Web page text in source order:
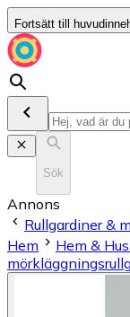
Fortsätt till
Sök
Annons
Rullgardiner &
Hem
Hem &